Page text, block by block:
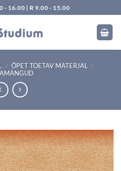
- 16.00 | R 9.00 - 15.00
/ ÕPET TOETAV MATERJAL
/